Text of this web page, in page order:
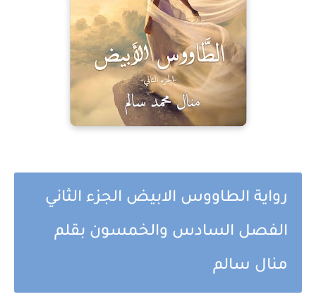
رواية الطاووس الابيض الجزء الثاني
الفصل السادس والخمسون بقلم
منال سالم